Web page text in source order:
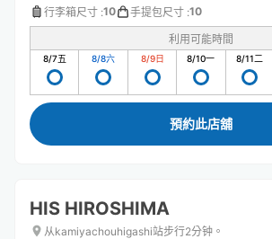
行李箱尺寸 :10 手提包尺寸 :10
利用可能時間
8/7五 8/8六 8/9日 8/10一 8/11二
預約此店舖
HIS HIROSHIMA
从kamiyachouhigashi站步行2分钟。